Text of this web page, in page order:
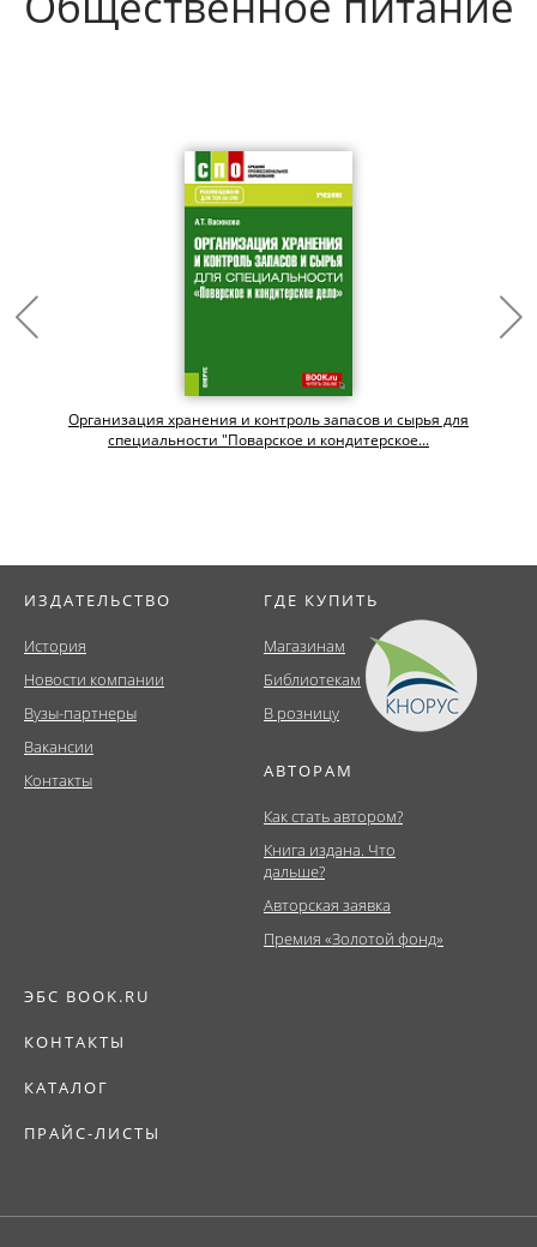
Организация хранения и контроль запасов и сырья для
специальности "Поварское и кондитерское...
ИЗДАТЕЛЬСТВО
История
Новости компании
Вузы-партнеры
Вакансии
Контакты
ГДЕ КУПИТЬ
Магазинам
Библиотекам
В розницу
АВТОРАМ
Как стать автором?
Книга издана. Что
дальше?
Авторская заявка
Премия «Золотой фонд»
ЭБС BOOK.RU
КОНТАКТЫ
КАТАЛОГ
ПРАЙС-ЛИСТЫ